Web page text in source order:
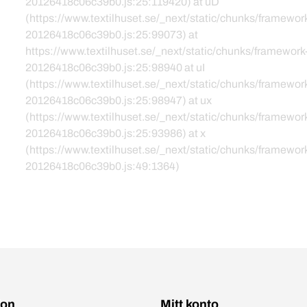
(https://www.textilhuset.se/_next/static/chunks/
20126418c06c39b0.js:25:99073) at
https://www.textilhuset.se/_next/static/chunks/
20126418c06c39b0.js:25:98940 at uI
(https://www.textilhuset.se/_next/static/chunks/
20126418c06c39b0.js:25:98947) at ux
(https://www.textilhuset.se/_next/static/chunks/
20126418c06c39b0.js:25:93986) at x
(https://www.textilhuset.se/_next/static/chunks/
20126418c06c39b0.js:49:1364)